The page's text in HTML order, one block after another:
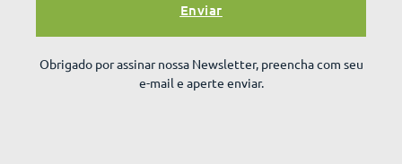
Enviar
Obrigado por assinar nossa Newsletter, preencha com seu
e-mail e aperte enviar.